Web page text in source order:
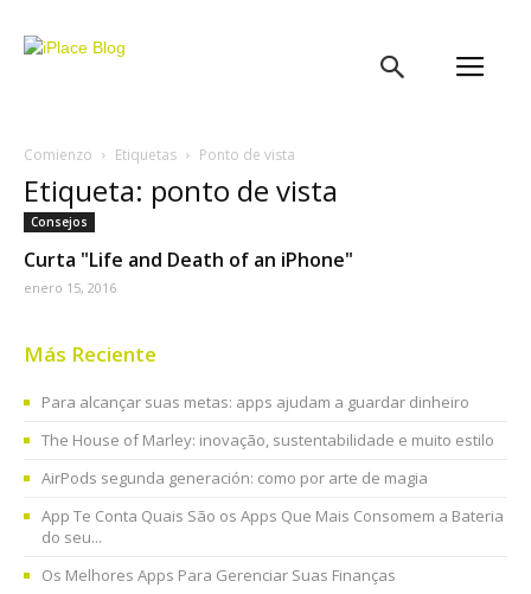
Comienzo Etiquetas Ponto de vista
Etiqueta: ponto de vista
Consejos
Curta "Life and Death of an iPhone"
enero 15, 2016
Más Reciente
Para alcançar suas metas: apps ajudam a guardar dinheiro
The House of Marley: inovação, sustentabilidade e muito estilo
AirPods segunda generación: como por arte de magia
App Te Conta Quais São os Apps Que Mais Consomem a Bateria
do seu...
Os Melhores Apps Para Gerenciar Suas Finanças